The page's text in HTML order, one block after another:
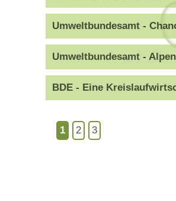
Umweltbundesamt -
Umweltbundesamt -
BDE - Eine
1 2 3